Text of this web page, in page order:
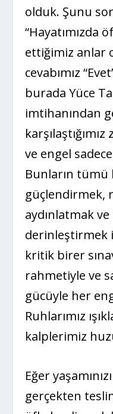
olduk. Şunu
“Hayatımızda
ettiğimiz anlar
cevabımız
burada Yüce
imtihanından
ve engel
Bunların tümü
güçlendirmek,
aydınlatmak
derinleştirmek
kritik birer
rahmetiyle ve
gücüyle her
Ruhlarımız
kalplerimiz
Eğer
gerçekten